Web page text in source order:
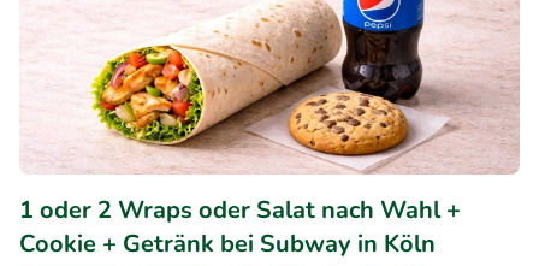
1 oder 2 Wraps oder Salat nach Wahl +
Cookie + Getränk bei Subway in Köln